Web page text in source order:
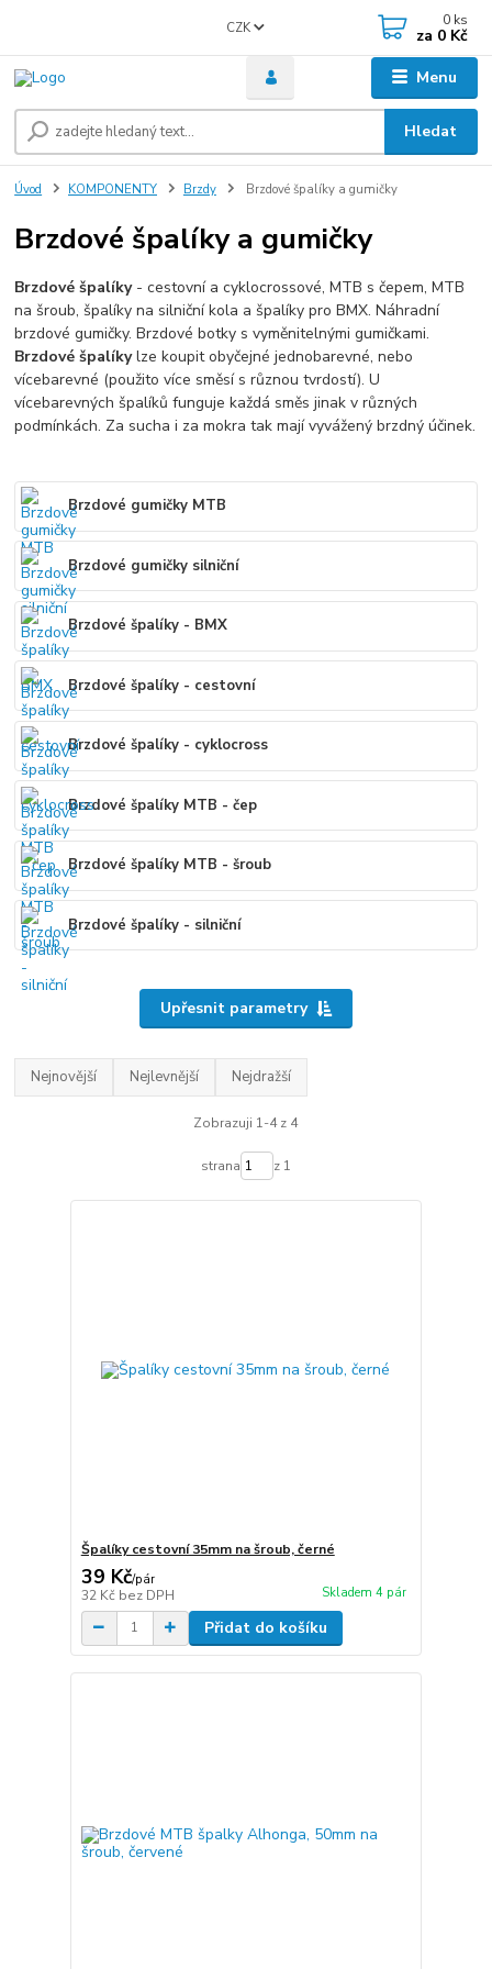
Menu
CZK
Hledat
0 ks
za 0 Kč
Úvod KOMPONENTY Brzdy Brzdové špalíky a gumičky
Brzdové špalíky a gumičky
Brzdové špalíky- cestovní a cyklocrossové, MTB s čepem, MTB
na šroub, špalíky na silniční kola a špalíky pro BMX. Náhradní
brzdové gumičky. Brzdové botky s vyměnitelnými gumičkami.
Brzdové špalíkylze koupit obyčejné jednobarevné, nebo
vícebarevné (použito více směsí s různou tvrdostí). U
vícebarevných špalíků funguje každá směs jinak v různých
podmínkách. Za sucha i za mokra tak mají vyvážený brzdný účinek.
Brzdové gumičky MTB
Brzdové gumičky silniční
Brzdové špalíky - BMX
Brzdové špalíky - cestovní
Brzdové špalíky - cyklocross
Brzdové špalíky MTB - čep
Brzdové špalíky MTB - šroub
Brzdové špalíky - silniční
Upřesnit parametry
Nejnovější Nejlevnější Nejdražší
Zobrazuji 1-4 z 4
strana z 1
Špalíky cestovní 35mm na šroub, černé
39 Kč/pár
32 Kč bez DPH Skladem 4 pár
Přidat do košíku